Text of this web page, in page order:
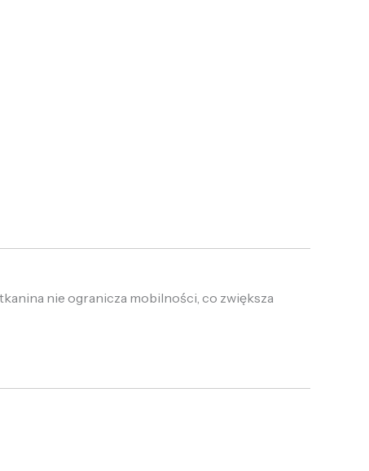
nie ogranicza mobilności, co zwiększa